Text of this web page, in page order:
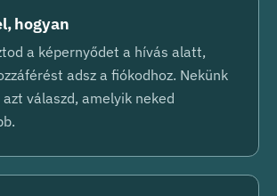
hogyan
a képernyődet a hívás alatt,
adsz a fiókodhoz. Nekünk
válaszd, amelyik neked